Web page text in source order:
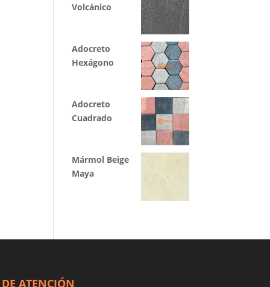
Volcánico
Adocreto
Hexágono
Adocreto
Cuadrado
Mármol Beige
Maya
ATENCIÓN